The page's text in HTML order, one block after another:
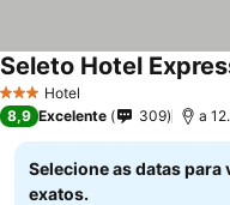
3 EstrelasHotel
Seleto Hotel
8,9 Excelente 309 a
Selecione as datas para
exatos.